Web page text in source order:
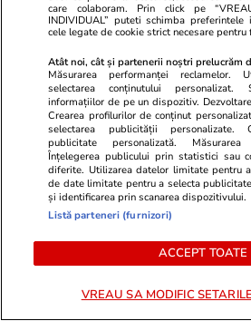
Șoferul moldovean de TIR care
a încercat să intre în România
rachete antitanc și aruncătoare
de grenade va fi judecat:
susține că nu știa ce transportă
Studiile universitare de științe
politice între prea multă teorie
și prea puțină practică
care colaboram. Prin click pe
INDIVIDUAL” puteti schimba
cele legate de cookie strict necesare
Atât noi, cât și partenerii noștri prelucrăm
Măsurarea performanței reclamelor.
selectarea conținutului personalizat.
informațiilor de pe un dispozitiv.
Crearea profilurilor de conținut
selectarea publicității personalizate.
publicitate personalizată. Măsurarea
Înțelegerea publicului prin statistici sau
diferite. Utilizarea datelor limitate pentru
de date limitate pentru a selecta
și identificarea prin scanarea dispozitivului.
Listă parteneri (furnizori)
ACCEPT TOATE
VREAU SA MODIFIC